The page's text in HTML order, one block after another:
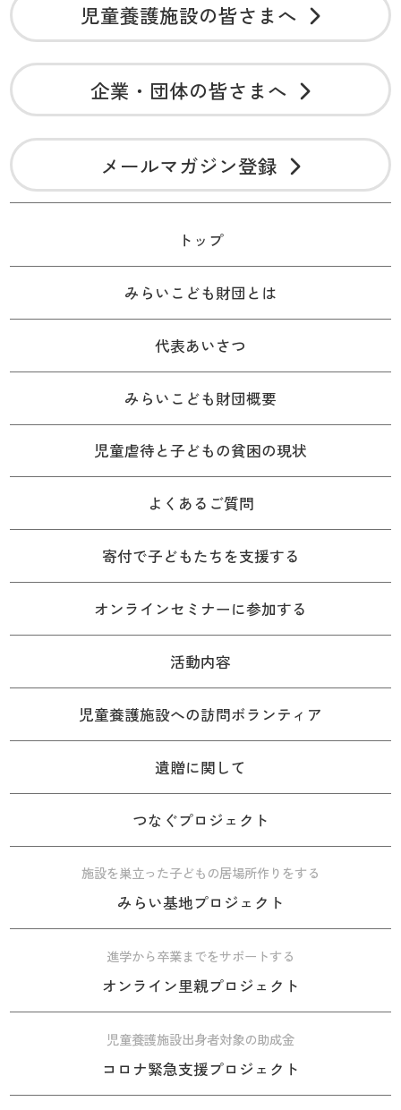
児童養護施設の皆さまへ
企業・団体の皆さまへ
メールマガジン登録
トップ
みらいこども財団とは
代表あいさつ
みらいこども財団概要
児童虐待と子どもの貧困の現状
よくあるご質問
寄付で子どもたちを支援する
オンラインセミナーに参加する
活動内容
児童養護施設への訪問ボランティア
遺贈に関して
つなぐプロジェクト
施設を巣立った子どもの居場所作りをする
みらい基地プロジェクト
進学から卒業までをサポートする
オンライン里親プロジェクト
児童養護施設出身者対象の助成金
コロナ緊急支援プロジェクト